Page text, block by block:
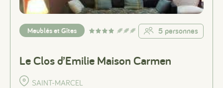
Meublés et Gîtes 5 personnes
Le Clos d’Emilie Maison Carmen
SAINT-MARCEL